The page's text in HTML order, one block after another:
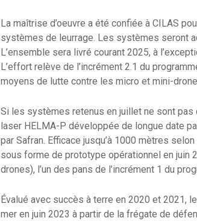
La maîtrise d’oeuvre a été confiée à CILAS
systèmes de leurrage. Les systèmes seront
L’ensemble sera livré courant 2025, à
L’effort relève de l’incrément 2.1 du
moyens de lutte contre les micro et mini-
Si les systèmes retenus en juillet ne sont pas
laser HELMA-P développée de longue date
par Safran. Efficace jusqu’à 1000 mètres
sous forme de prototype opérationnel en juin
drones), l’un des pans de l’incrément 1 du
Évalué avec succès à terre en 2020 et 2021,
mer en juin 2023 à partir de la frégate de